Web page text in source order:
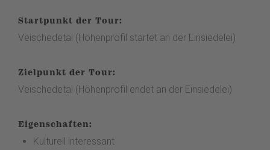
Startpunkt der Tour:
Veischedetal (Höhenprofil startet an der Einsiedelei)
Zielpunkt der Tour:
Veischedetal (Höhenprofil endet an der Einsiedelei)
Eigenschaften:
Kulturell interessant